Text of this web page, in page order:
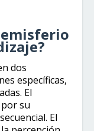
dos
específicas,
El
su
El